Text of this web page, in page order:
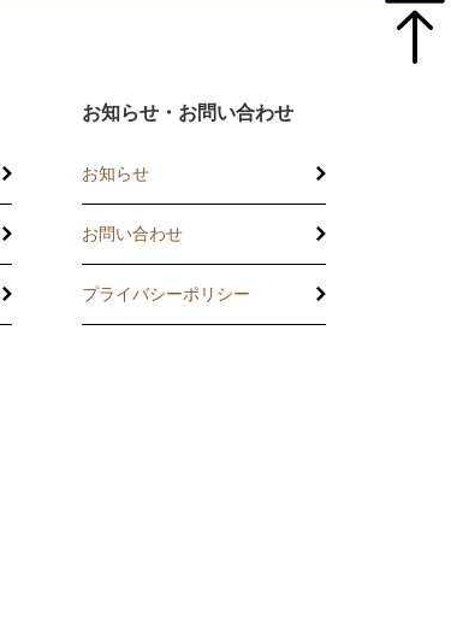
お知らせ・お問い合わせ
お知らせ
お問い合わせ
プライバシーポリシー